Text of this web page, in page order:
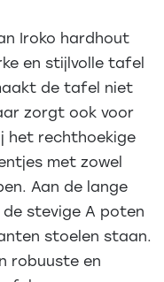
Iroko hardhout
en stijlvolle tafel
de tafel niet
zorgt ook voor
het rechthoekige
met zowel
Aan de lange
stevige A poten
stoelen staan.
robuuste en